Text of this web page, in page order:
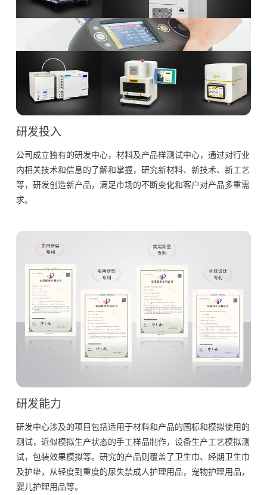
研发投入
公司成立独有的研发中心，材料及产品样测试中心，通过对行业
内相关技术和信息的了解和掌握，研究新材料、新技术、新工艺
等，研发创造新产品，满足市场的不断变化和客户对产品多重需
求。
研发能力
研发中心涉及的项目包括适用于材料和产品的国标和模拟使用的
测试，近似模拟生产状态的手工样品制作，设备生产工艺模拟测
试，包装效果模拟等。研究的产品则覆盖了卫生巾、经期卫生巾
及护垫，从轻度到重度的尿失禁成人护理用品，宠物护理用品，
婴儿护理用品等。